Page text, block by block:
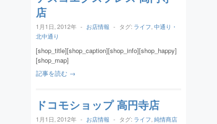
店
1月1日, 2012年 - お店情報 - タグ: ライフ, 中通り・
北中通り
[shop_title][shop_caption][shop_info][shop_happy]
[shop_map]
記事を読む →
ドコモショップ 高円寺店
1月1日, 2012年 - お店情報 - タグ: ライフ, 純情商店